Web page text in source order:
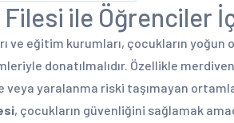
Filesi ile Öğrenciler
ve eğitim kurumları, çocukların
donatılmalıdır. Özellikle
veya yaralanma riski taşımayan
, çocukların güvenliğini sağlamak